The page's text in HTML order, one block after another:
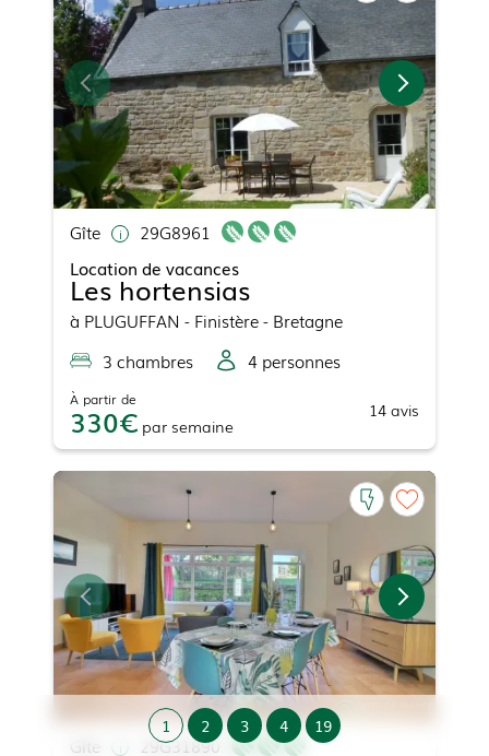
Gîte
29G8961
Location de vacances
Les hortensias
à PLUGUFFAN - Finistère - Bretagne
3 chambres 4 personnes
À partir de
330 par semaine
14 avis
Gîte 29G31890
1 2 3 4 19